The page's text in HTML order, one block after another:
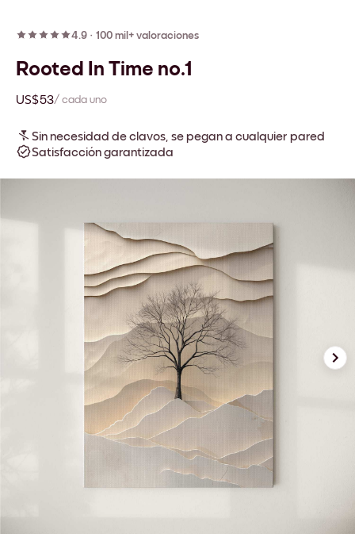
4.9 · 100 mil+ valoraciones
Rooted In Time no.1
US$53/ cada uno
Sin necesidad de clavos, se pegan a cualquier pared
Satisfacción garantizada